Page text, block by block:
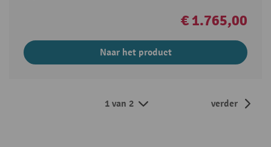
€ 1.765,00
Naar het product
1 van 2 verder